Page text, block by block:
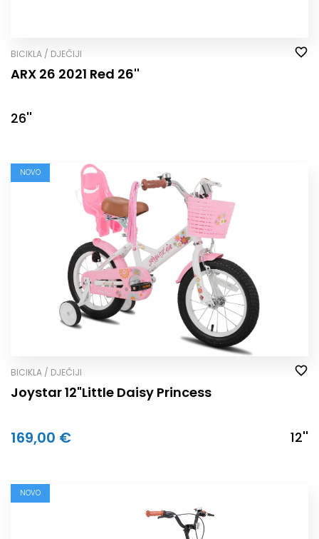
BICIKLA / DJEČIJI
ARX 26 2021 Red 26''
26''
NOVO
BICIKLA / DJEČIJI
Joystar 12"Little Daisy Princess
169,00 € 12''
NOVO